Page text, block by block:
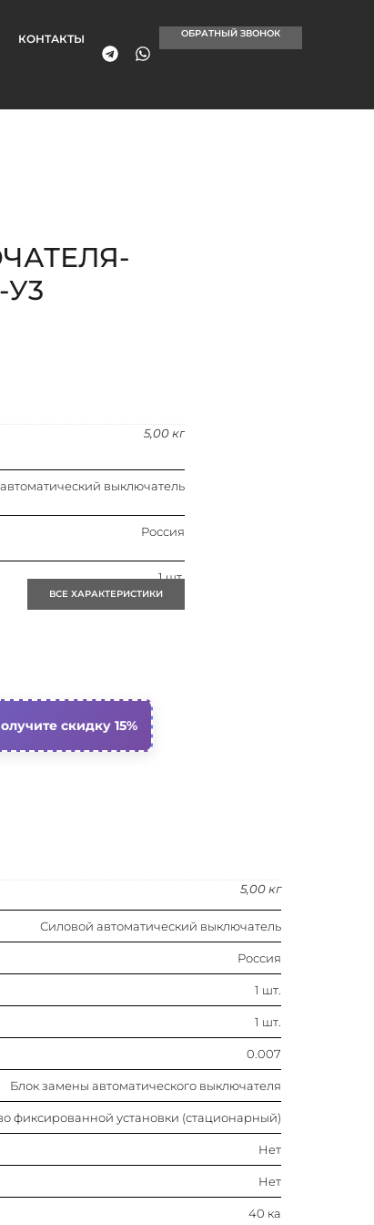
КОНТАКТЫ ОБРАТНЫЙ ЗВОНОК
У3
5,00 кг
выключатель
Россия
1 шт.
Блок замены автоматического
выключателя
(перекидной рычаг)
Ip30
690 в
100…250 а
ВСЕ ХАРАКТЕРИСТИКИ
скидку 15%
5,00 кг
Силовой автоматический выключатель
Россия
1 шт.
1 шт.
0.007
Блок замены автоматического выключателя
фиксированной установки (стационарный)
Нет
Нет
40 ка